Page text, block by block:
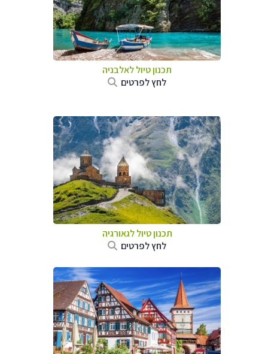
תכנון טיול לאלבניה
לחץ לפרטים
תכנון טיול לגאורגיה
לחץ לפרטים